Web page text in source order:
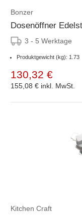
Bonzer
Dosenöffner
3 - 5 Werktage
Produktgewicht (kg): 1.73
130,32 €
155,08 € inkl. MwSt.
Kitchen Craft